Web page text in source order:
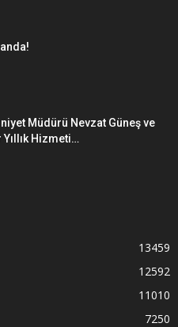
Müdürü Nevzat Güneş ve
Hizmeti…
13459
12592
11010
7250